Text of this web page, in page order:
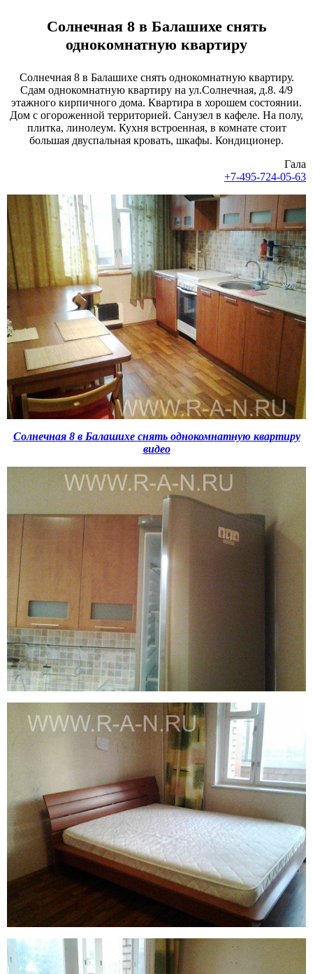
Солнечная 8 в Балашихе снять
однокомнатную квартиру
Солнечная 8 в Балашихе снять однокомнатную квартиру.
Сдам однокомнатную квартиру на ул.Солнечная, д.8. 4/9
этажного кирпичного дома. Квартира в хорошем состоянии.
Дом с огороженной территорией. Санузел в кафеле. На полу,
плитка, линолеум. Кухня встроенная, в комнате стоит
большая двуспальная кровать, шкафы. Кондиционер.
Гала
+7-495-724-05-63
Солнечная 8 в Балашихе снять однокомнатную квартиру
видео